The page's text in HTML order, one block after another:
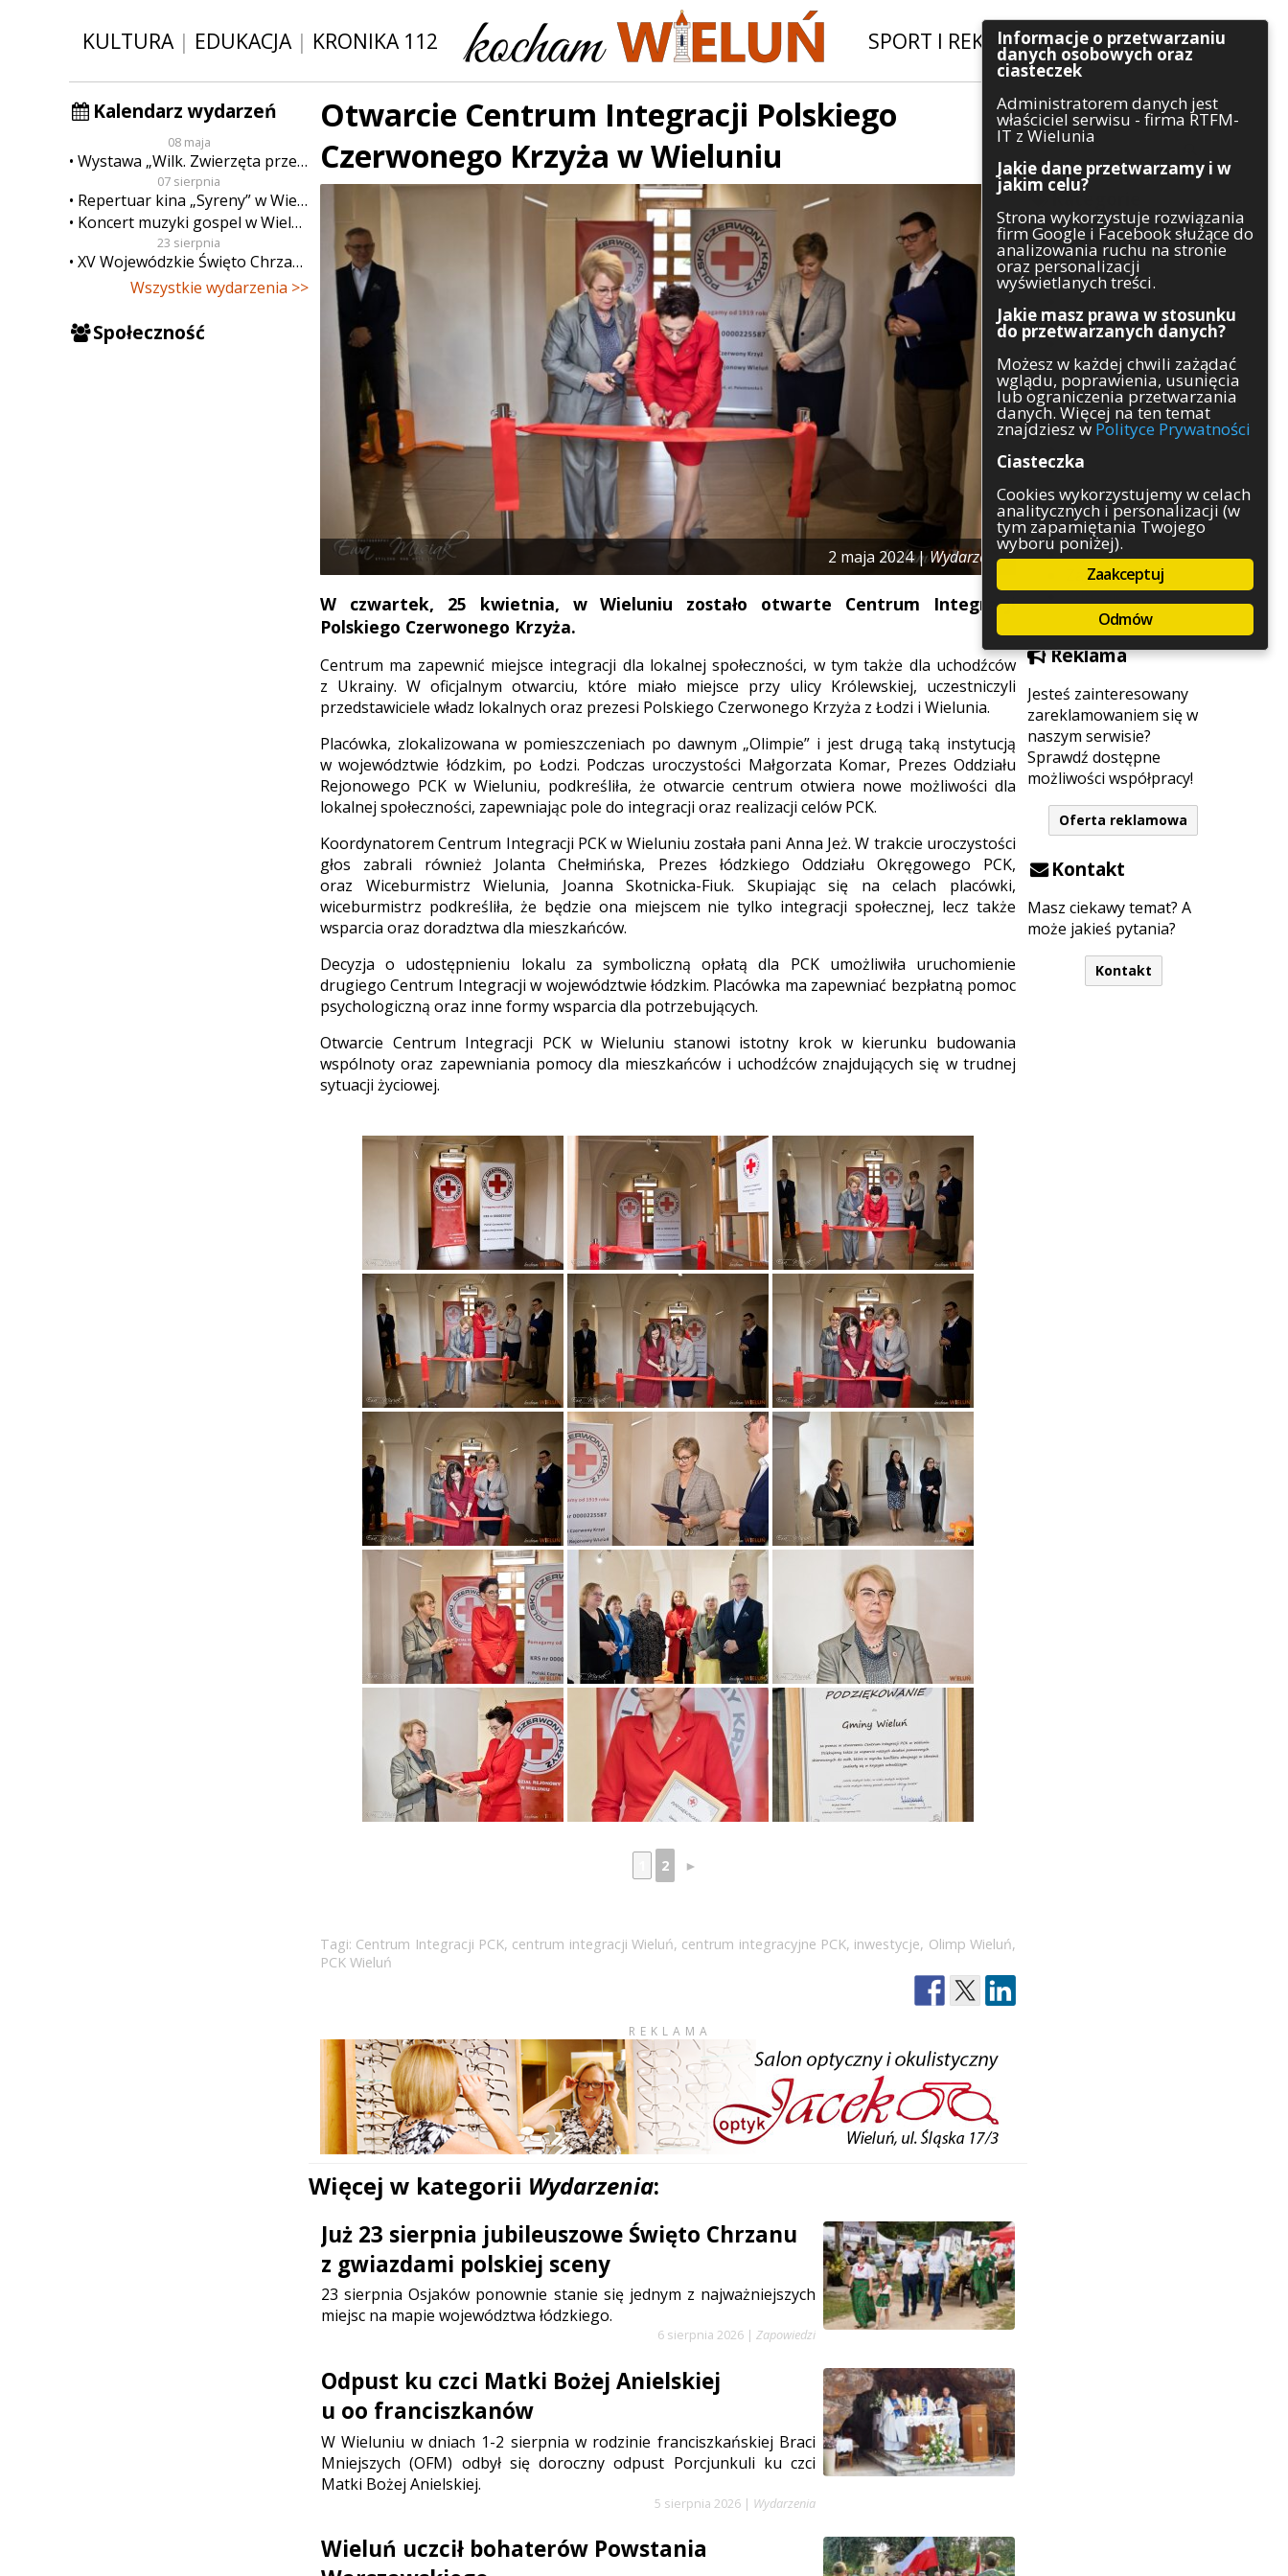
KULTURA| EDUKACJA| KRONIKA 112 SPORT I REKREACJA|INWESTYCJE
Kalendarz wydarzeń
08 maja
Wystawa „Wilk. Zwierzęta przeklęte”
07 sierpnia
Repertuar kina „Syreny” w Wieluniu w dn. od 7 do 13 sierpnia
Koncert muzyki gospel w Wieluniu
23 sierpnia
XV Wojewódzkie Święto Chrzanu
Wszystkie wydarzenia >>
Społeczność
Szukaj
Kategorie
Architektura
Gospodarka
Handel
Komunikaty
Kultura
Polityka
Pozostałe
Psychologia
Rolnictwo
Służby
Sport
Środowisko
Szkolnictwo
Wydarzenia
Zapowiedzi
Zdrowie
Reklama
Jesteś zainteresowany
zareklamowaniem się w
naszym serwisie?
Sprawdź dostępne
możliwości współpracy!
Oferta reklamowa
Kontakt
Masz ciekawy temat? A
może jakieś pytania?
Kontakt
Otwarcie Centrum Integracji Polskiego
Czerwonego Krzyża w Wieluniu
2 maja 2024 |Wydarzenia
W czwartek, 25 kwietnia, w Wieluniu zostało otwarte Centrum Integracji
Polskiego Czerwonego Krzyża.
Centrum ma zapewnić miejsce integracji dla lokalnej społeczności, w tym także dla uchodźców
z Ukrainy. W oficjalnym otwarciu, które miało miejsce przy ulicy Królewskiej, uczestniczyli
przedstawiciele władz lokalnych oraz prezesi Polskiego Czerwonego Krzyża z Łodzi i Wielunia.
Placówka, zlokalizowana w pomieszczeniach po dawnym „Olimpie” i jest drugą taką instytucją
w województwie łódzkim, po Łodzi. Podczas uroczystości Małgorzata Komar, Prezes Oddziału
Rejonowego PCK w Wieluniu, podkreśliła, że otwarcie centrum otwiera nowe możliwości dla
lokalnej społeczności, zapewniając pole do integracji oraz realizacji celów PCK.
Koordynatorem Centrum Integracji PCK w Wieluniu została pani Anna Jeż. W trakcie uroczystości
głos zabrali również Jolanta Chełmińska, Prezes łódzkiego Oddziału Okręgowego PCK,
oraz Wiceburmistrz Wielunia, Joanna Skotnicka-Fiuk. Skupiając się na celach placówki,
wiceburmistrz podkreśliła, że będzie ona miejscem nie tylko integracji społecznej, lecz także
wsparcia oraz doradztwa dla mieszkańców.
Decyzja o udostępnieniu lokalu za symboliczną opłatą dla PCK umożliwiła uruchomienie
drugiego Centrum Integracji w województwie łódzkim. Placówka ma zapewniać bezpłatną pomoc
psychologiczną oraz inne formy wsparcia dla potrzebujących.
Otwarcie Centrum Integracji PCK w Wieluniu stanowi istotny krok w kierunku budowania
wspólnoty oraz zapewniania pomocy dla mieszkańców i uchodźców znajdujących się w trudnej
sytuacji życiowej.
2 ►
Tagi: Centrum Integracji PCK, centrum integracji Wieluń, centrum integracyjne PCK, inwestycje, Olimp Wieluń,
PCK Wieluń
REKLAMA
Więcej w kategorii Wydarzenia:
Już 23 sierpnia jubileuszowe Święto Chrzanu
z gwiazdami polskiej sceny
23 sierpnia Osjaków ponownie stanie się jednym z najważniejszych
miejsc na mapie województwa łódzkiego.
6 sierpnia 2026 | Zapowiedzi
Odpust ku czci Matki Bożej Anielskiej
u oo franciszkanów
W Wieluniu w dniach 1-2 sierpnia w rodzinie franciszkańskiej Braci
Mniejszych (OFM) odbył się doroczny odpust Porcjunkuli ku czci
Matki Bożej Anielskiej.
5 sierpnia 2026 | Wydarzenia
Wieluń uczcił bohaterów Powstania
Informacje o przetwarzaniu
danych osobowych oraz
ciasteczek
Administratorem danych jest
właściciel serwisu - firma RTFM-
IT z Wielunia
Jakie dane przetwarzamy i w
jakim celu?
Strona wykorzystuje rozwiązania
firm Google i Facebook służące do
analizowania ruchu na stronie
oraz personalizacji
wyświetlanych treści.
Jakie masz prawa w stosunku
do przetwarzanych danych?
Możesz w każdej chwili zażądać
wglądu, poprawienia, usunięcia
lub ograniczenia przetwarzania
danych. Więcej na ten temat
znajdziesz w Polityce Prywatności
Ciasteczka
Cookies wykorzystujemy w celach
analitycznych i personalizacji (w
tym zapamiętania Twojego
wyboru poniżej).
Zaakceptuj
Odmów